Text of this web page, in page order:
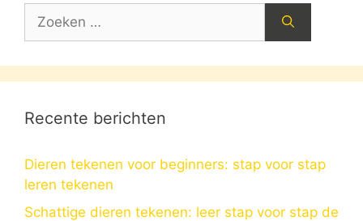
Zoek
Recente berichten
Dieren tekenen voor beginners: stap voor stap
leren tekenen
Schattige dieren tekenen: leer stap voor stap de